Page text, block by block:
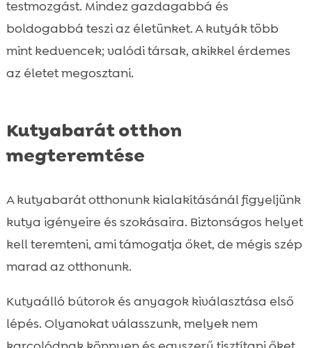
testmozgást. Mindez gazdagabbá és
boldogabbá teszi az életünket. A kutyák több
mint kedvencek; valódi társak, akikkel érdemes
az életet megosztani.
Kutyabarát otthon
megteremtése
A kutyabarát otthonunk kialakításánál figyeljünk
kutya igényeire és szokásaira. Biztonságos helyet
kell teremteni, ami támogatja őket, de mégis szép
marad az otthonunk.
Kutyaálló bútorok és anyagok kiválasztása első
lépés. Olyanokat válasszunk, melyek nem